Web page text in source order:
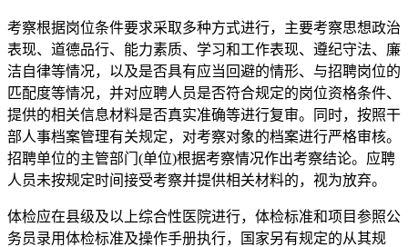
考察根据岗位条件要求采取多种方式进行，主要考察思想政治
表现、道德品行、能力素质、学习和工作表现、遵纪守法、廉
洁自律等情况，以及是否具有应当回避的情形、与招聘岗位的
匹配度等情况，并对应聘人员是否符合规定的岗位资格条件、
提供的相关信息材料是否真实准确等进行复审。同时，按照干
部人事档案管理有关规定，对考察对象的档案进行严格审核。
招聘单位的主管部门(单位)根据考察情况作出考察结论。应聘
人员未按规定时间接受考察并提供相关材料的，视为放弃。
体检应在县级及以上综合性医院进行，体检标准和项目参照公
务员录用体检标准及操作手册执行，国家另有规定的从其规